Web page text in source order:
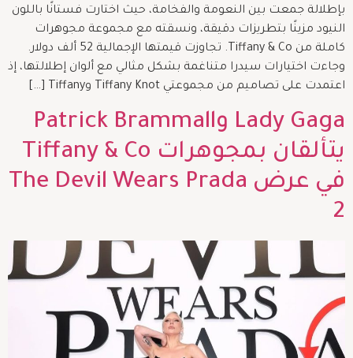
بإطلالة جمعت بين النعومة والفخامة، حيث اختارت فستانًا باللون
النيود مزينًا بتطريزات دقيقة، ونسقته مع مجموعة مجوهرات
كاملة من Tiffany & Co. تجاوزت قيمتها الإجمالية 52 ألف دولار.
وجاءت اختيارات سيدرا متناغمة بشكل مثالي مع ألوان إطلالتها، إذ
اعتمدت على تصاميم من مجموعتي Tiffany Knot وTiffany […]
Lady Gaga وPatrick Brammall
يتألقان بمجوهرات Tiffany & Co
في عرض The Devil Wears Prada
2